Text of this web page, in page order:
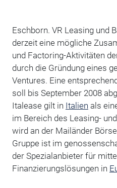
Eschborn. VR Leasing und
derzeit eine mögliche
und Factoring-Aktivitäten
durch die Gründung eines
Ventures. Eine
soll bis September 2008
Italease gilt in Italien als
im Bereich des Leasing-
wird an der Mailänder
Gruppe ist im
der Spezialanbieter für
Finanzierungslösungen in